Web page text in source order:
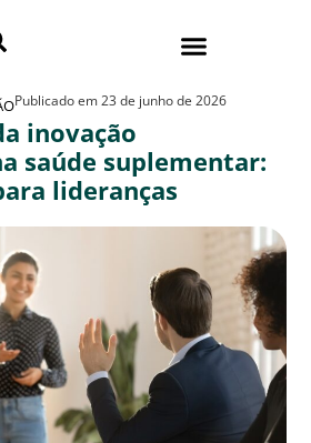
Publicado em23 de junho de 2026
inovação
saúde suplementar:
lideranças